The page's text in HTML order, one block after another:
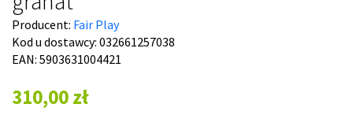
Producent: Fair Play
Kod u dostawcy: 032661257038
EAN: 5903631004421
310,00 zł